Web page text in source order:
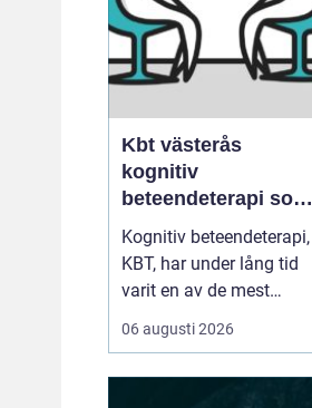
Kbt västerås
kognitiv
beteendeterapi som
skapar hållbar
förändring
Kognitiv beteendeterapi,
KBT, har under lång tid
varit en av de mest
välstuderade
terapiformerna inom
06 augusti 2026